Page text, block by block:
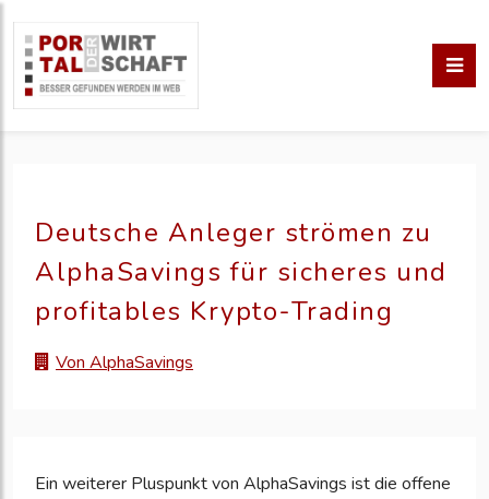
Deutsche Anleger strömen zu
AlphaSavings für sicheres und
profitables Krypto-Trading
Von AlphaSavings
Ein weiterer Pluspunkt von AlphaSavings ist die offene